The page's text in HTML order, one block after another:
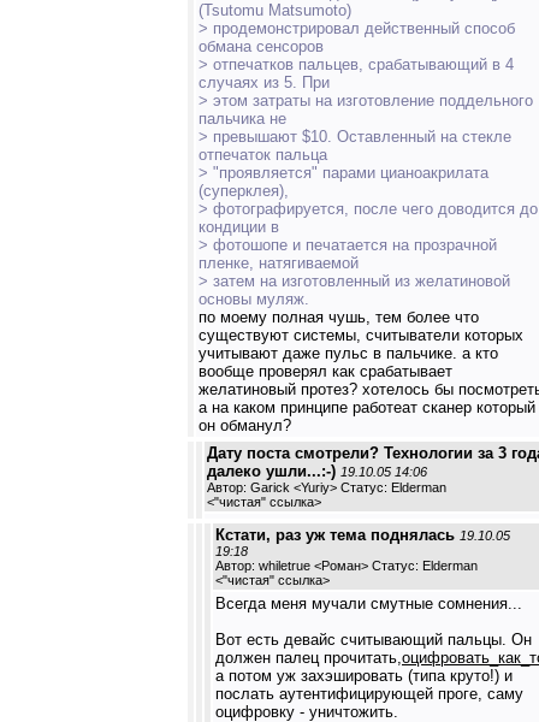
(Tsutomu Matsumoto)
> продемонстрировал действенный способ
обмана сенсоров
> отпечатков пальцев, срабатывающий в 4
случаях из 5. При
> этом затраты на изготовление поддельного
пальчика не
> превышают $10. Оставленный на стекле
отпечаток пальца
> "проявляется" парами цианоакрилата
(суперклея),
> фотографируется, после чего доводится до
кондиции в
> фотошопе и печатается на прозрачной
пленке, натягиваемой
> затем на изготовленный из желатиновой
основы муляж.
по моему полная чушь, тем более что
существуют системы, считыватели которых
учитывают даже пульс в пальчике. а кто
вообще проверял как срабатывает
желатиновый протез? хотелось бы
а на каком принципе работеат сканер который
он обманул?
Дату поста смотрели? Технологии за 3
далеко ушли...:-) 19.10.05 14:06
Автор: Garick <Yuriy> Статус: Elderman
<"чистая" ссылка>
Кстати, раз уж тема поднялась 19.10.05
19:18
Автор: whiletrue <Роман> Статус: Elderman
<"чистая" ссылка>
Всегда меня мучали смутные сомнения...
Вот есть девайс считывающий пальцы. Он
должен палец прочитать,
а потом уж захэшировать (типа круто!) и
послать аутентифицирующей проге, саму
оцифровку - уничтожить.